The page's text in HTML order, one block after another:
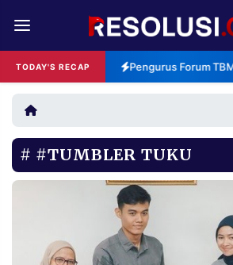
TODAY'S RECAP Pengurus Forum
REDAKSI TENTANG
RESOLUSI IKLAN
RUBRIKASI
EDITORIAL AKSARA
PERSONA
DAERAH NASIONAL
#TUMBLER TUKU